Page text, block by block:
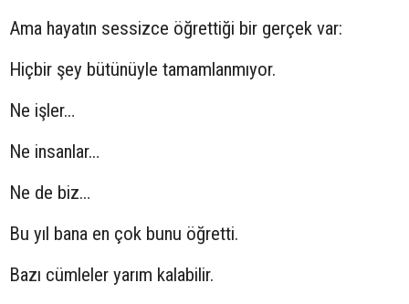
Ama hayatın sessizce öğrettiği bir gerçek var:
Hiçbir şey bütünüyle tamamlanmıyor.
Ne işler…
Ne insanlar…
Ne de biz…
Bu yıl bana en çok bunu öğretti.
Bazı cümleler yarım kalabilir.